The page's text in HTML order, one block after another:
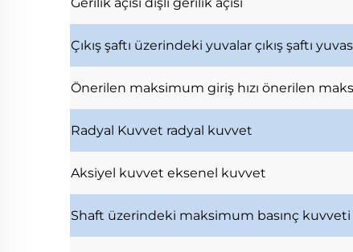
Çıkış şaftı üzerindeki yuvalar çıkış şaftı
Önerilen maksimum giriş hızı önerilen
Radyal Kuvvet radyal kuvvet
Aksiyel kuvvet eksenel kuvvet
Shaft üzerindeki maksimum basınç kuvveti